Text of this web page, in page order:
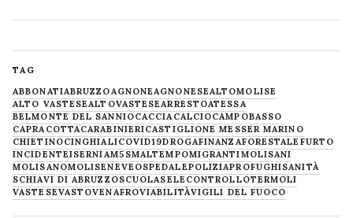
TAG
ABBONATIABRUZZOAGNONEAGNONESEALTOMOLISE
ALTO VASTESEALTOVASTESEARRESTOATESSA
BELMONTE DEL SANNIOCACCIACALCIOCAMPOBASSO
CAPRACOTTACARABINIERICASTIGLIONE MESSER MARINO
CHIETINOCINGHIALICOVID19DROGAFINANZAFORESTALE FURTO
INCIDENTEISERNIAM5SMALTEMPOMIGRANTIMOLISANI
MOLISANOMOLISENEVE OSPEDALEPOLIZIAPROFUGHISANITÀ
SCHIAVI DI ABRUZZOSCUOLASELECONTROLLOTERMOLI
VASTESEVASTOVENAFROVIABILITÀVIGILI DEL FUOCO